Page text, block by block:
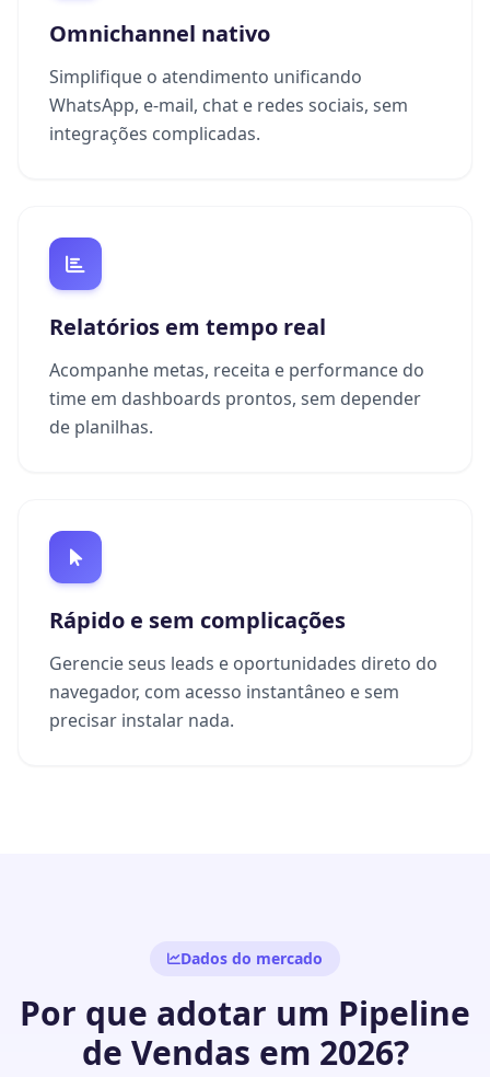
Omnichannel nativo
Simplifique o atendimento unificando
WhatsApp, e-mail, chat e redes sociais, sem
integrações complicadas.
Relatórios em tempo real
Acompanhe metas, receita e performance do
time em dashboards prontos, sem depender
de planilhas.
Rápido e sem complicações
Gerencie seus leads e oportunidades direto do
navegador, com acesso instantâneo e sem
precisar instalar nada.
Dados do mercado
Por que adotar um Pipeline
de Vendas em 2026?